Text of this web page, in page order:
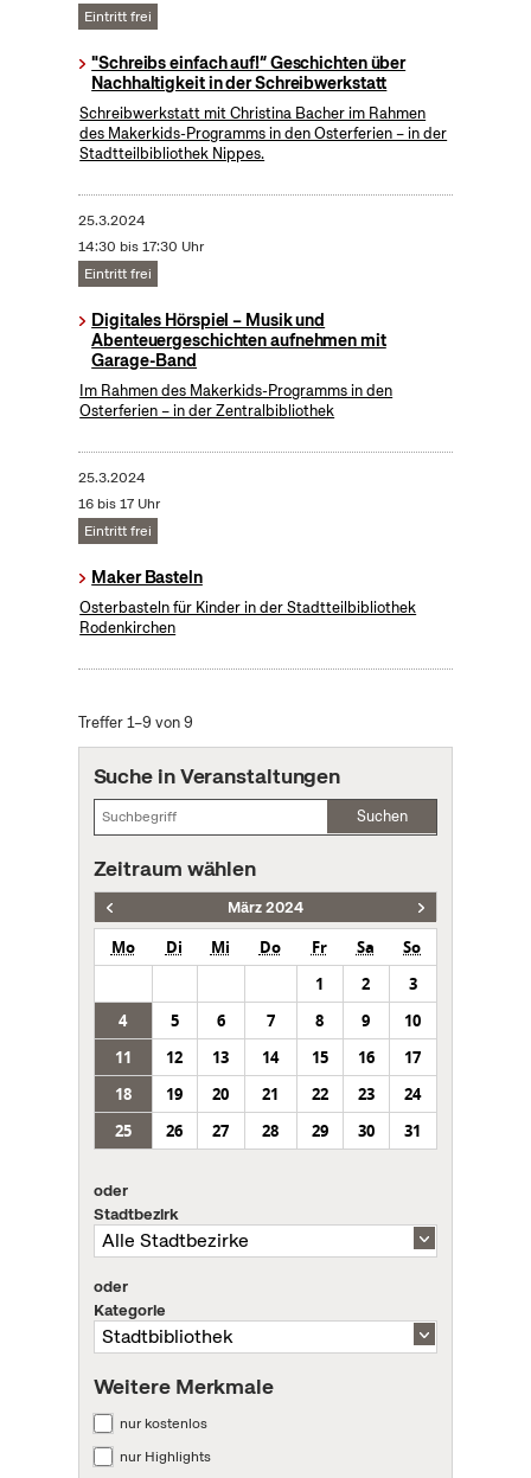
Eintritt frei
"Schreibs einfach auf!“ Geschichten über
Nachhaltigkeit in der Schreibwerkstatt
Schreibwerkstatt mit Christina Bacher im Rahmen
des Makerkids-Programms in den Osterferien – in der
Stadtteilbibliothek Nippes.
25.3.2024
14:30 bis 17:30 Uhr
Eintritt frei
Digitales Hörspiel – Musik und
Abenteuergeschichten aufnehmen mit
Garage-Band
Im Rahmen des Makerkids-Programms in den
Osterferien – in der Zentralbibliothek
25.3.2024
16 bis 17 Uhr
Eintritt frei
Maker Basteln
Osterbasteln für Kinder in der Stadtteilbibliothek
Rodenkirchen
Treffer 1–9 von 9
Suche in Veranstaltungen
Suchen
Zeitraum wählen
März 2024
Mo Di Mi Do Fr Sa
So
1
2
3
4
5 6 7 8 9
10
11
12 13 14 15 16
17
18
19 20 21 22 23
24
25
26 27 28 29 30 31
oder
Stadtbezirk
oder
Kategorie
Weitere Merkmale
nur kostenlos
nur Highlights